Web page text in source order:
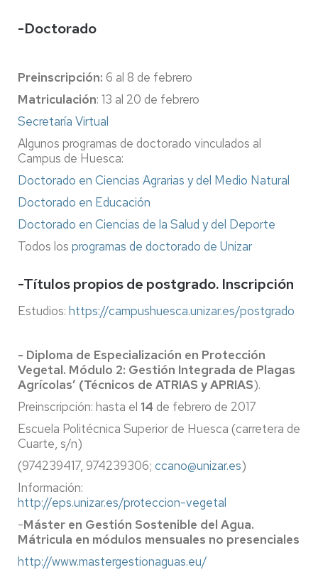
-Doctorado
Preinscripción: 6 al 8 de febrero
Matriculación: 13 al 20 de febrero
Secretaría Virtual
Algunos programas de doctorado vinculados al
Campus de Huesca:
Doctorado en Ciencias Agrarias y del Medio Natural
Doctorado en Educación
Doctorado en Ciencias de la Salud y del Deporte
Todos los programas de doctorado de Unizar
-Títulos propios de postgrado. Inscripción
Estudios: https://campushuesca.unizar.es/postgrado
- Diploma de Especialización en Protección
Vegetal. Módulo 2: Gestión Integrada de Plagas
Agrícolas’ (Técnicos de ATRIAS y APRIAS).
Preinscripción: hasta el 14 de febrero de 2017
Escuela Politécnica Superior de Huesca (carretera de
Cuarte, s/n)
(974239417, 974239306; ccano@unizar.es)
Información:
http://eps.unizar.es/proteccion-vegetal
-Máster en Gestión Sostenible del Agua.
Mátricula en módulos mensuales no presenciales
http://www.mastergestionaguas.eu/